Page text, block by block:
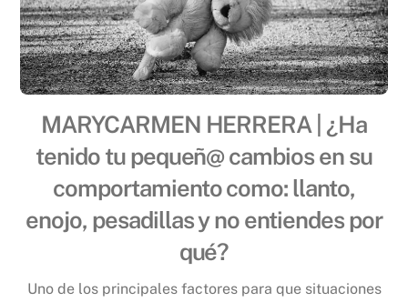
MARYCARMEN HERRERA | ¿Ha
tenido tu pequeñ@ cambios en su
comportamiento como: llanto,
enojo, pesadillas y no entiendes por
qué?
Uno de los principales factores para que situaciones